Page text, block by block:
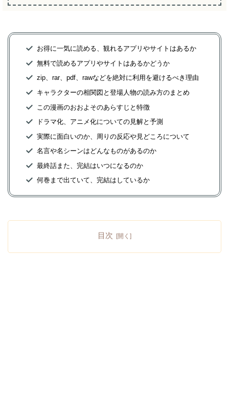
お得に一気に読める、観れるアプリやサイトはあるか
無料で読めるアプリやサイトはあるかどうか
zip、rar、pdf、rawなどを絶対に利用を避けるべき理由
キャラクターの相関図と登場人物の読み方のまとめ
この漫画のおおよそのあらすじと特徴
ドラマ化、アニメ化についての見解と予測
実際に面白いのか、周りの反応や見どころについて
名言や名シーンはどんなものがあるのか
最終話また、完結はいつになるのか
何巻まで出ていて、完結はしているか
目次